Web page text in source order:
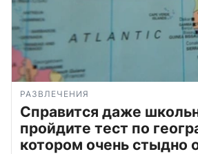
РАЗВЛЕЧЕНИЯ
Справится даже
пройдите тест по
котором очень стыдно